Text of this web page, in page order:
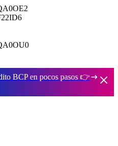
BCP en pocos pasos 👉